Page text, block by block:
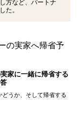
方など、パートナ
た。
の実家へ帰省予
家に一緒に帰省する
うか、そして帰省する